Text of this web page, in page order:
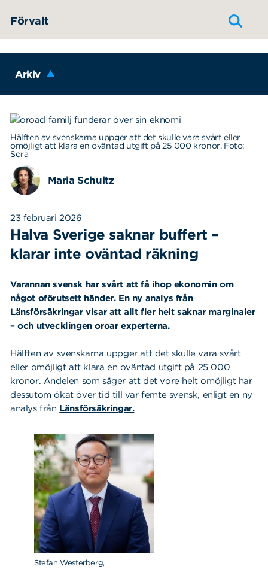
Förvalt
Arkiv
Hälften av svenskarna uppger att det skulle vara svårt eller
omöjligt att klara en oväntad utgift på 25 000 kronor. Foto:
Sora
Maria Schultz
23 februari 2026
Halva Sverige saknar buffert –
klarar inte oväntad räkning
Varannan svensk har svårt att få ihop ekonomin om
något oförutsett händer. En ny analys från
Länsförsäkringar visar att allt fler helt saknar marginaler
– och utvecklingen oroar experterna.
Hälften av svenskarna uppger att det skulle vara svårt
eller omöjligt att klara en oväntad utgift på 25 000
kronor. Andelen som säger att det vore helt omöjligt har
dessutom ökat över tid till var femte svensk, enligt en ny
analys från Länsförsäkringar.
Stefan Westerberg,